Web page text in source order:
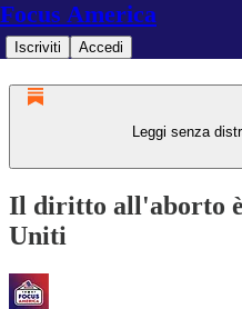
Focus America
Iscriviti Accedi
Leggi senza
Il diritto all'aborto
Uniti